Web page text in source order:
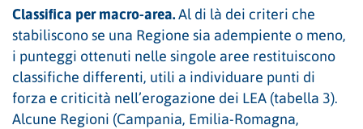
Classifica per macro-area. Al di là dei criteri che
stabiliscono se una Regione sia adempiente o meno,
i punteggi ottenuti nelle singole aree restituiscono
classifiche differenti, utili a individuare punti di
forza e criticità nell’erogazione dei LEA (tabella 3).
Alcune Regioni (Campania, Emilia-Romagna,